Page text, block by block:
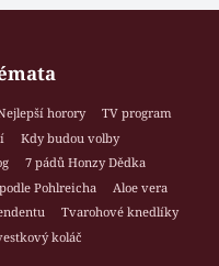
horory
TV program
Kdy budou volby
7 pádů Honzy Dědka
Pohlreicha
Aloe vera
Tvarohové knedlíky
koláč